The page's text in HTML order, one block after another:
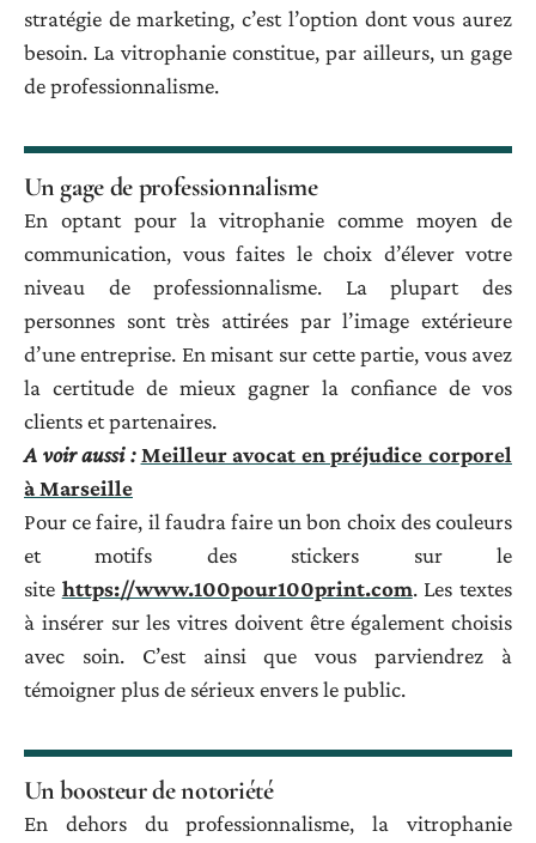
stratégie de marketing, c’est l’option dont vous aurez
besoin. La vitrophanie constitue, par ailleurs, un gage
de professionnalisme.
Un gage de professionnalisme
En optant pour la vitrophanie comme moyen de
communication, vous faites le choix d’élever votre
niveau de professionnalisme. La plupart des
personnes sont très attirées par l’image extérieure
d’une entreprise. En misant sur cette partie, vous avez
la certitude de mieux gagner la confiance de vos
clients et partenaires.
A voir aussi : Meilleur avocat en préjudice corporel
à Marseille
Pour ce faire, il faudra faire un bon choix des couleurs
et motifs des stickers sur le
site https://www.100pour100print.com. Les textes
à insérer sur les vitres doivent être également choisis
avec soin. C’est ainsi que vous parviendrez à
témoigner plus de sérieux envers le public.
Un boosteur de notoriété
En dehors du professionnalisme, la vitrophanie